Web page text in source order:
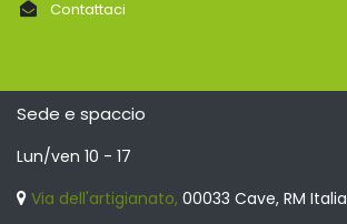
Contattaci
Sede e spaccio
Lun/ven 10 - 17
Via dell'artigianato, 00033 Cave, RM Italia